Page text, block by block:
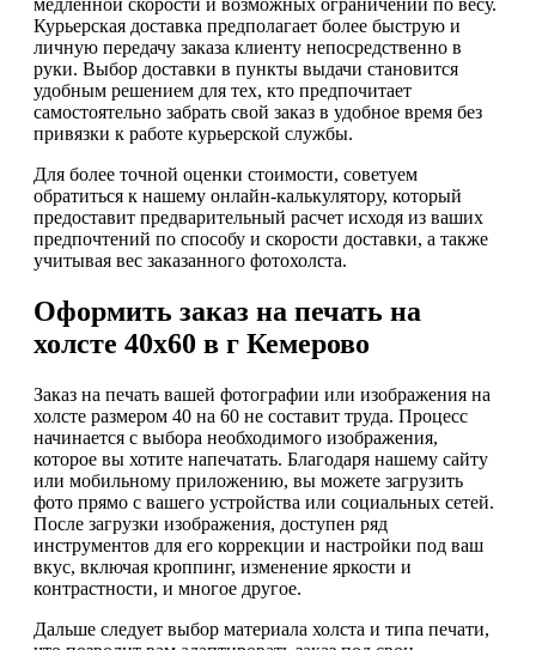
медленной скорости и возможных ограничений по весу.
Курьерская доставка предполагает более быструю и
личную передачу заказа клиенту непосредственно в
руки. Выбор доставки в пункты выдачи становится
удобным решением для тех, кто предпочитает
самостоятельно забрать свой заказ в удобное время без
привязки к работе курьерской службы.
Для более точной оценки стоимости, советуем
обратиться к нашему онлайн-калькулятору, который
предоставит предварительный расчет исходя из ваших
предпочтений по способу и скорости доставки, а также
учитывая вес заказанного фотохолста.
Оформить заказ на печать на
холсте 40х60 в г Кемерово
Заказ на печать вашей фотографии или изображения на
холсте размером 40 на 60 не составит труда. Процесс
начинается с выбора необходимого изображения,
которое вы хотите напечатать. Благодаря нашему сайту
или мобильному приложению, вы можете загрузить
фото прямо с вашего устройства или социальных сетей.
После загрузки изображения, доступен ряд
инструментов для его коррекции и настройки под ваш
вкус, включая кроппинг, изменение яркости и
контрастности, и многое другое.
Дальше следует выбор материала холста и типа печати,